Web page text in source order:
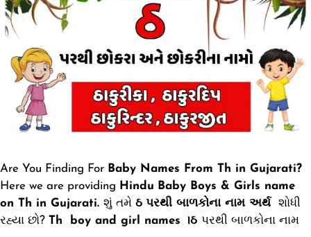
Are You Finding For Baby Names From Th in Gujarati?
Here we are providing Hindu Baby Boys & Girls name
on Th in Gujarati. શું તમે ઠ પરથી બાળકોના નામ અર્થ
શોધી
રહ્યા છો? Th boy and girl names ।ઠ પરથી બાળકોના નામ